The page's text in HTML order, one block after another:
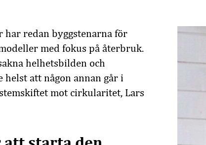
har redan byggstenarna för
med fokus på återbruk.
helhetsbilden och
helst att någon annan går i
mot cirkularitet, Lars